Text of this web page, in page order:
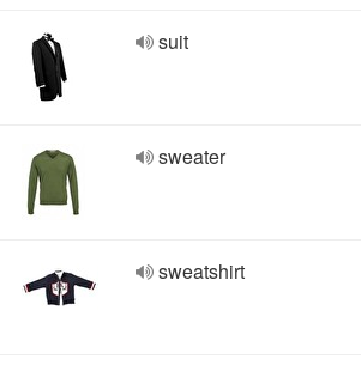
suit
sweater
sweatshirt